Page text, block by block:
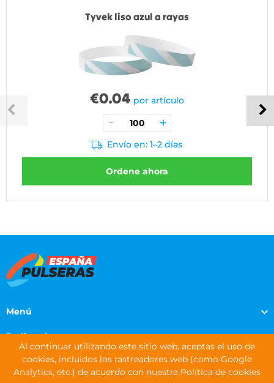
Tyvek liso azul a rayas
€0.04 por artículo
Envío en: 1–2 días
Ordene ahora
Menú
Pedir pulseras
Información de contacto
Al continuar utilizando este sitio web, aceptas el uso de
cookies, incluidos los rastreadores web (como Google
Analytics, etc.) de acuerdo con nuestra Política de cookies